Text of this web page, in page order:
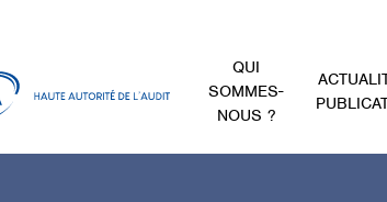
QUI
SOMMES-
NOUS ?